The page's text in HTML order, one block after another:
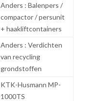
Anders : Balenpers /
compactor / persunit
+ haakliftcontainers
Anders : Verdichten
van recycling
grondstoffen
KTK-Husmann MP-
1000TS